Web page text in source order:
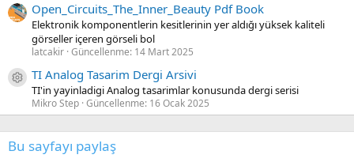
Open_Circuits_The_Inner_Beauty Pdf Book
Elektronik komponentlerin kesitlerinin yer aldığı yüksek kaliteli
görseller içeren görseli bol
latcakir Güncellenme: 14 Mart 2025
Kaynak ikon/amblem
TI Analog Tasarim Dergi Arsivi
TI'in yayinladigi Analog tasarimlar konusunda dergi serisi
Mikro Step Güncellenme: 16 Ocak 2025
Bu sayfayı paylaş